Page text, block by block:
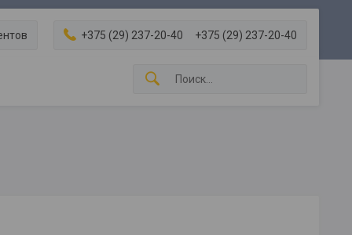
+375 (29) 237-20-40 +375 (29) 237-20-40